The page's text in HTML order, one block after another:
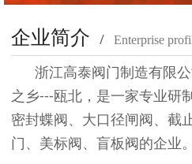
企业简介 / Enterprise
浙江高泰阀门制造有限公
之乡---瓯北，是一家专业研
密封蝶阀、大口径闸阀、截
门、美标阀、盲板阀的企业。